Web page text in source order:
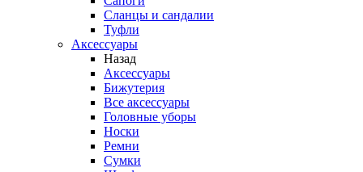
Сланцы и сандалии
Туфли
Аксессуары
Назад
Аксессуары
Бижутерия
Все аксессуары
Головные уборы
Носки
Ремни
Сумки